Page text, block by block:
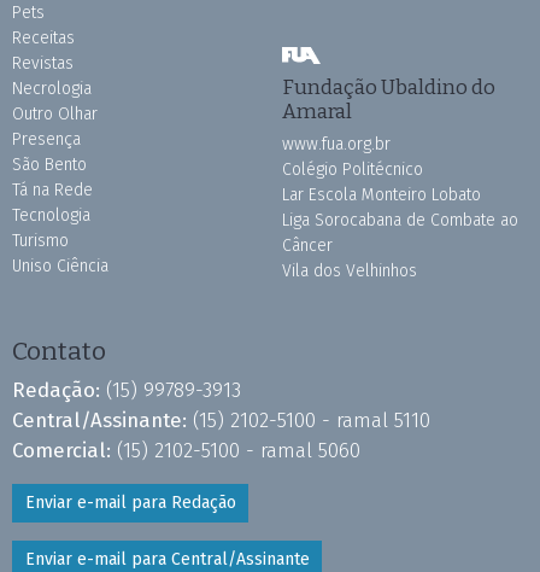
Pets
Receitas
Revistas
Necrologia
Outro Olhar
Presença
São Bento
Tá na Rede
Tecnologia
Turismo
Uniso Ciência
Fundação Ubaldino do
Amaral
www.fua.org.br
Colégio Politécnico
Lar Escola Monteiro Lobato
Liga Sorocabana de Combate ao
Câncer
Vila dos Velhinhos
Contato
Redação: (15) 99789-3913
Central/Assinante: (15) 2102-5100 - ramal 5110
Comercial: (15) 2102-5100 - ramal 5060
Enviar e-mail para Redação
Enviar e-mail para Central/Assinante